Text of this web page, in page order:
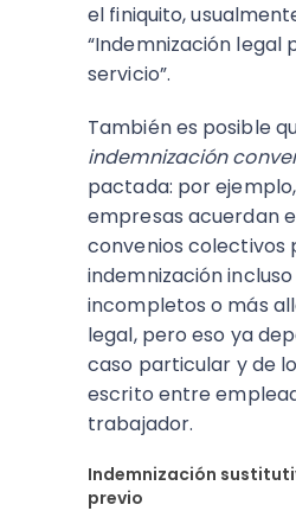
el finiquito,
“Indemnización legal
servicio”.
También es posible
indemnización
pactada: por
empresas acuerdan
convenios colectivos
indemnización
incompletos o más
legal, pero eso ya
caso particular y de
escrito entre
trabajador.
Indemnización
previo